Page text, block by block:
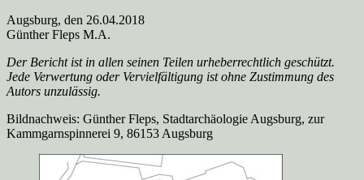
Augsburg, den 26.04.2018
Günther Fleps M.A.
Der Bericht ist in allen seinen Teilen urheberrechtlich geschützt.
Jede Verwertung oder Vervielfältigung ist ohne Zustimmung des
Autors unzulässig.
Bildnachweis: Günther Fleps, Stadtarchäologie Augsburg, zur
Kammgarnspinnerei 9, 86153 Augsburg